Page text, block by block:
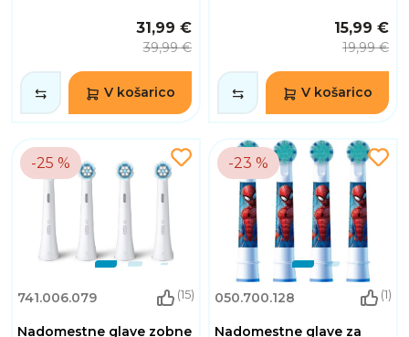
31,99 €
39,99 €
V košarico
15,99 €
19,99 €
V košarico
-25 %
741.006.079 (15)
Nadomestne glave zobne
-23 %
050.700.128 (1)
Nadomestne glave za